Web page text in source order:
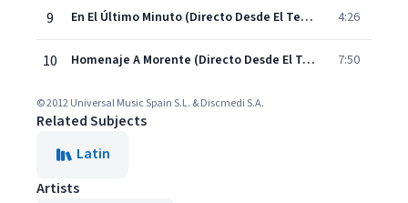
9 En El Último Minuto (Directo Desde El Teatro Real/2012/Copla) 4:26
10 Homenaje A Morente (Directo Desde El Teatro Real/2012/Coplas/Medley) 7:50
© 2012 Universal Music Spain S.L. & Discmedi S.A.
Related Subjects
Latin
Artists